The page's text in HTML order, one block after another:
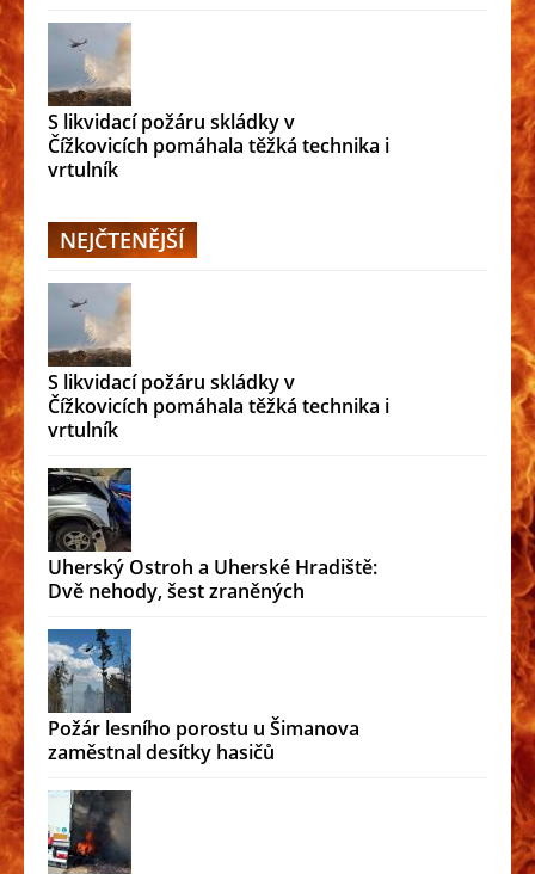
S likvidací požáru skládky v
Čížkovicích pomáhala těžká technika i
vrtulník
NEJČTENĚJŠÍ
S likvidací požáru skládky v
Čížkovicích pomáhala těžká technika i
vrtulník
Uherský Ostroh a Uherské Hradiště:
Dvě nehody, šest zraněných
Požár lesního porostu u Šimanova
zaměstnal desítky hasičů